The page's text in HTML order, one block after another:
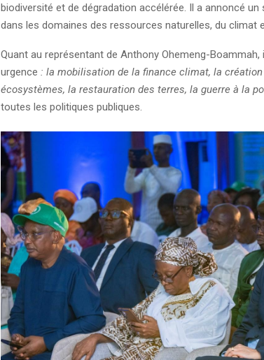
biodiversité et de dégradation accélérée. Il a annoncé
dans les domaines des ressources naturelles, du climat
Quant au représentant de Anthony Ohemeng-
urgence : la mobilisation de la finance climat, la
écosystèmes, la restauration des terres, la guerre à la
toutes les politiques publiques.